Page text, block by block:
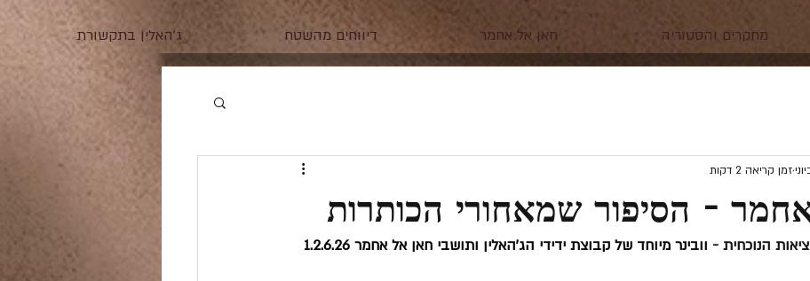
מחקרים והסטוריה חאן אל אחמר דיווחים מהשטח ג'האלין בתקשורת
- הסיפור שמאחורי הכותרות
זמן קריאה 2 דקות
הנוכחית - וובינר מיוחד של קבוצת ידידי הג'האלין ותושבי חאן אל אחמר 1.2.6.26